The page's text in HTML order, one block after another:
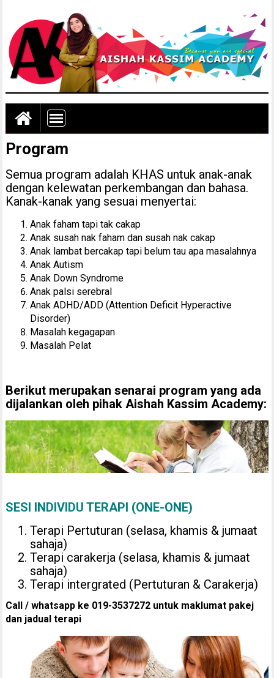
Program
Semua program adalah KHAS untuk anak-anak
dengan kelewatan perkembangan dan bahasa.
Kanak-kanak yang sesuai menyertai:
Anak faham tapi tak cakap
Anak susah nak faham dan susah nak cakap
Anak lambat bercakap tapi belum tau apa masalahnya
Anak Autism
Anak Down Syndrome
Anak palsi serebral
Anak ADHD/ADD (Attention Deficit Hyperactive
Disorder)
Masalah kegagapan
Masalah Pelat
Berikut merupakan senarai program yang ada
dijalankan oleh pihak Aishah Kassim Academy:
SESI INDIVIDU TERAPI (ONE-ONE)
Terapi Pertuturan (selasa, khamis & jumaat
sahaja)
Terapi carakerja (selasa, khamis & jumaat
sahaja)
Terapi intergrated (Pertuturan & Carakerja)
Call / whatsapp ke 019-3537272 untuk maklumat pakej
dan jadual terapi